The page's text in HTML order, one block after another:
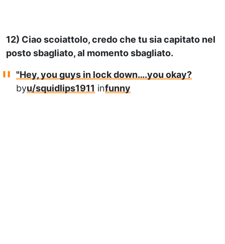
12) Ciao scoiattolo, credo che tu sia capitato nel
posto sbagliato, al momento sbagliato.
"Hey, you guys in lock down….you okay?
byu/squidlips1911 infunny